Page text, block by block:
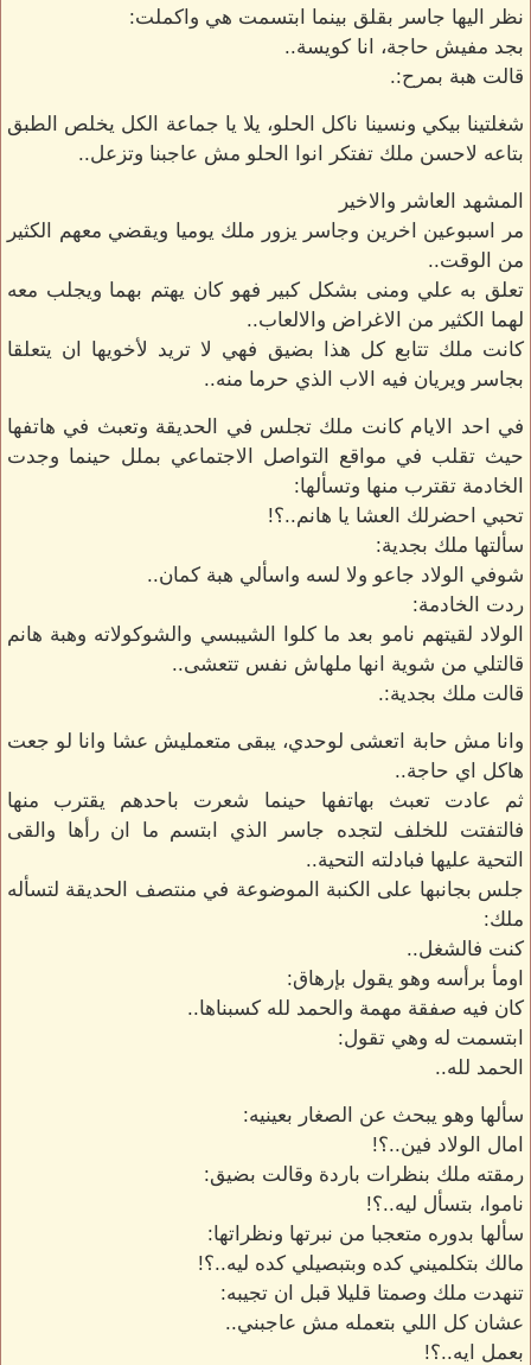
نظر اليها جاسر بقلق بينما ابتسمت هي واكملت:
بجد مفيش حاجة، انا كويسة..
قالت هبة بمرح:.
شغلتينا بيكي ونسينا ناكل الحلو، يلا يا جماعة الكل يخلص الطبق
بتاعه لاحسن ملك تفتكر انوا الحلو مش عاجبنا وتزعل..
المشهد العاشر والاخير
مر اسبوعين اخرين وجاسر يزور ملك يوميا ويقضي معهم الكثير
من الوقت..
تعلق به علي ومنى بشكل كبير فهو كان يهتم بهما ويجلب معه
لهما الكثير من الاغراض والالعاب..
كانت ملك تتابع كل هذا بضيق فهي لا تريد لأخويها ان يتعلقا
بجاسر ويريان فيه الاب الذي حرما منه..
في احد الايام كانت ملك تجلس في الحديقة وتعبث في هاتفها
حيث تقلب في مواقع التواصل الاجتماعي بملل حينما وجدت
الخادمة تقترب منها وتسألها:
تحبي احضرلك العشا يا هانم..؟!
سألتها ملك بجدية:
شوفي الولاد جاعو ولا لسه واسألي هبة كمان..
ردت الخادمة:
الولاد لقيتهم نامو بعد ما كلوا الشيبسي والشوكولاته وهبة هانم
قالتلي من شوية انها ملهاش نفس تتعشى..
قالت ملك بجدية:.
وانا مش حابة اتعشى لوحدي، يبقى متعمليش عشا وانا لو جعت
هاكل اي حاجة..
ثم عادت تعبث بهاتفها حينما شعرت باحدهم يقترب منها
فالتفتت للخلف لتجده جاسر الذي ابتسم ما ان رأها والقى
التحية عليها فبادلته التحية..
جلس بجانبها على الكنبة الموضوعة في منتصف الحديقة لتسأله
ملك:
كنت فالشغل..
اومأ برأسه وهو يقول بإرهاق:
كان فيه صفقة مهمة والحمد لله كسبناها..
ابتسمت له وهي تقول:
الحمد لله..
سألها وهو يبحث عن الصغار بعينيه:
امال الولاد فين..؟!
رمقته ملك بنظرات باردة وقالت بضيق:
ناموا، بتسأل ليه..؟!
سألها بدوره متعجبا من نبرتها ونظراتها:
مالك بتكلميني كده وبتبصيلي كده ليه..؟!
تنهدت ملك وصمتا قليلا قبل ان تجيبه:
عشان كل اللي بتعمله مش عاجبني..
بعمل ايه..؟!